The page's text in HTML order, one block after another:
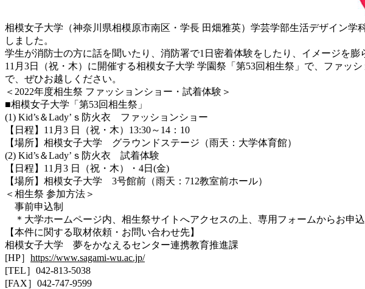
相模女子大学（神奈川県相模原市南区・学長 田畑雅英）学芸学部生活デザイン
しました。
学生が消防士の方に話を聞いたり、消防署で1日密着体験をしたり、イメージを
11月3日（祝・木）に開催する相模女子大学 学園祭「第53回相生祭」で、ファ
で、ぜひお越しください。
＜2022年度相生祭 ファッションショー・試着体験＞
■相模女子大学「第53回相生祭」
(1) Kid’s＆Lady’ｓ防火衣 ファッションショー
【日程】11月3 日（祝・木）13:30～14：10
【場所】相模女子大学 グラウンドステージ（雨天：大学体育館）
(2) Kid’s＆Lady’ｓ防火衣 試着体験
【日程】11月3 日（祝・木）・4日(金)
【場所】相模女子大学 3号館前（雨天：712教室前ホール）
＜相生祭 参加方法＞
事前申込制
＊大学ホームページ内、相生祭サイトへアクセスの上、専用フォームからお申込
【本件に関する取材依頼・お問い合わせ先】
相模女子大学 夢をかなえるセンター連携教育推進課
[HP］ https://www.sagami-wu.ac.jp/
[TEL］042-813-5038
[FAX］042-747-9599